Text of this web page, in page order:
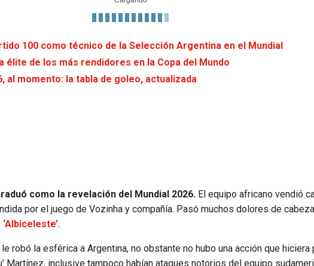
100 como técnico de la Selección Argentina en el Mundial
élite de los más rendidores en la Copa del Mundo
al momento: la tabla de goleo, actualizada
como la revelación del Mundial 2026. El equipo africano vendió
por el juego de Vozinha y compañía. Pasó muchos dolores de cabeza
robó la esférica a Argentina, no obstante no hubo una acción que hiciera
Martínez, inclusive tampoco habían ataques notorios del equipo